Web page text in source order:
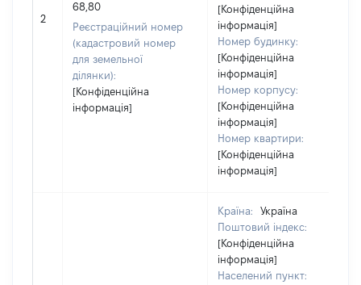
2
68,80
Реєстраційний номер
(кадастровий номер
для земельної
ділянки):
[Конфіденційна
інформація]
[Конфіденційна
інформація]
Номер будинку:
[Конфіденційна
інформація]
Номер корпусу:
[Конфіденційна
інформація]
Номер квартири:
[Конфіденційна
інформація]
Країна:
Україна
Поштовий індекс:
[Конфіденційна
інформація]
Населений пункт: